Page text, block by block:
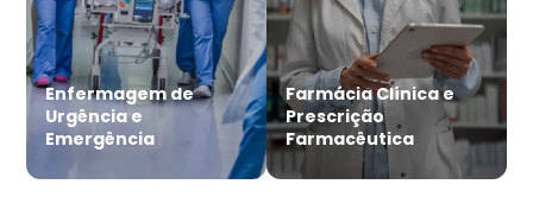
Enfermagem de
Urgência e
Emergência
Farmácia Clínica e
Prescrição
Farmacêutica